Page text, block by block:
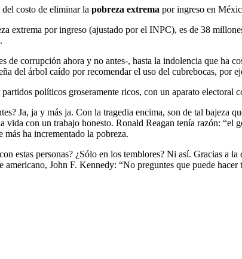
costo de eliminar la pobreza extrema por ingreso en
extrema por ingreso (ajustado por el INPC), es de 38
corrupción ahora y no antes-, hasta la indolencia que ha
del árbol caído por recomendar el uso del cubrebocas, por
políticos groseramente ricos, con un aparato electoral
Ja, ja y más ja. Con la tragedia encima, son de tal bajeza
vida con un trabajo honesto. Ronald Reagan tenía razón:
ha incrementado la pobreza.
estas personas? ¿Sólo en los temblores? Ni así. Gracias
John F. Kennedy: “No preguntes que puede